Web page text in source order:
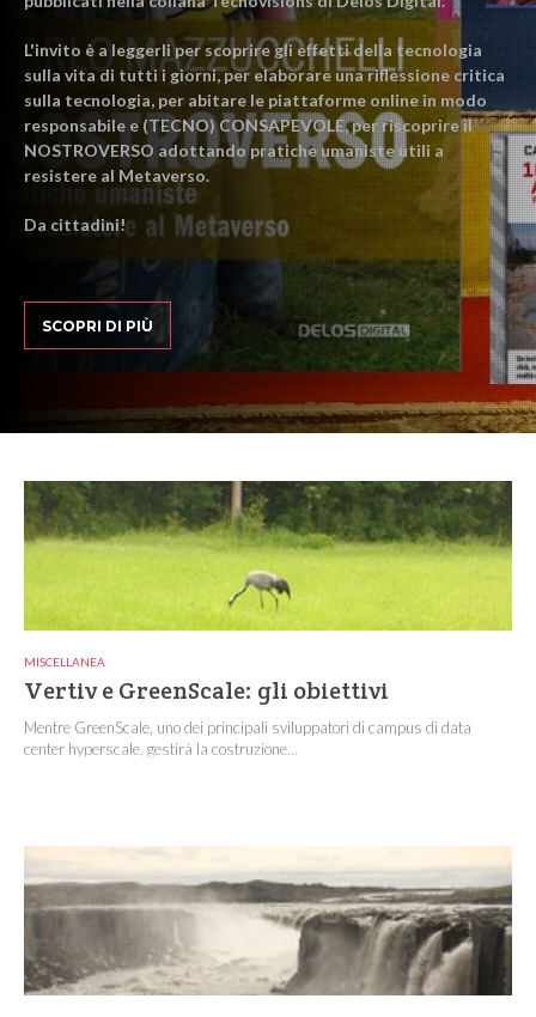
L'invito è a leggerli per scoprire gli effetti della tecnologia
sulla vita di tutti i giorni, per elaborare una riflessione critica
sulla tecnologia, per abitare le piattaforme online in modo
responsabile e (TECNO) CONSAPEVOLE, per riscoprire il
NOSTROVERSO adottando pratiche umaniste utili a
resistere al Metaverso.
Da cittadini!
SCOPRI DI PIÙ
MISCELLANEA
Vertiv e GreenScale: gli obiettivi
Mentre GreenScale, uno dei principali sviluppatori di campus di data
center hyperscale, gestirà la costruzione...